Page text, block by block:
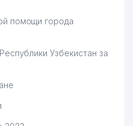
помощи города
Узбекистан за